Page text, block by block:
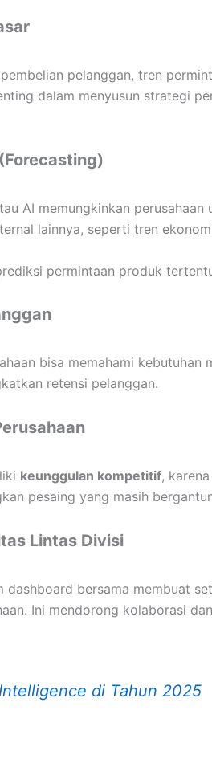
pelanggan, tren
dalam menyusun strategi
AI memungkinkan
lainnya, seperti tren
permintaan produk
bisa memahami kebutuhan
retensi pelanggan.
keunggulan kompetitif,
pesaing yang masih
Lintas Divisi
dashboard bersama membuat
Ini mendorong kolaborasi
di Tahun 2025